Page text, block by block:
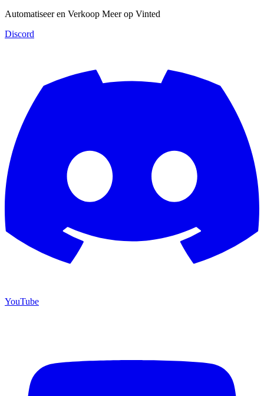
Automatiseer en Verkoop Meer op Vinted
Discord
YouTube